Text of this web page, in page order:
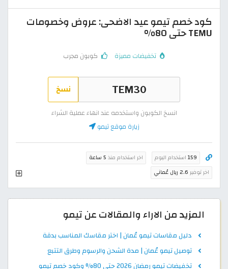
كود خصم تيمو عيد الاضحى: عروض وخصومات
TEMU حتى 80%
تخفيضات مميزة كوبون مجرب
نسخ
انسخ الكوبون واستخدمه عند انهاء عملية الشراء
زيارة موقع تيمو
159 استخدام اليوم اخر استخدام منذ 5 ساعة
اخر توفير 2.6 ريال عُماني
المزيد من الاراء والمقالات عن تيمو
دليل مقاسات تيمو عُمان | اختر مقاسك المناسب بدقة
توصيل تيمو عُمان | مدة الشحن والرسوم وطرق التتبع
تخفيضات تيمو رمضان 2026 حتى 80% وكود خصم تيمو